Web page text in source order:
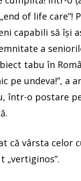
of life care”!
capabili să îşi
a
tabu în
pe undeva!”, a
într-o postare
că vârsta celor
„vertiginos”.